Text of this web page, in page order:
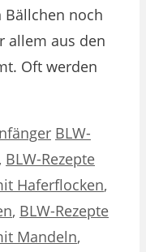
Bällchen noch
allem aus den
Oft werden
Schlagwörter
BLW-
, BLW-Rezepte
Haferflocken,
, BLW-Rezepte
Mandeln,